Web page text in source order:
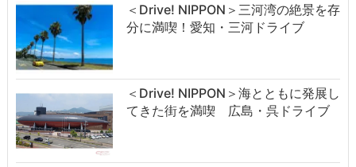
＜Drive! NIPPON＞三河湾の絶景を存
分に満喫！愛知・三河ドライブ
＜Drive! NIPPON＞海とともに発展し
てきた街を満喫 広島・呉ドライブ